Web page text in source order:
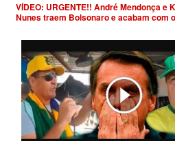
VÍDEO: URGENTE!! André Mendonça e
Nunes traem Bolsonaro e acabam com